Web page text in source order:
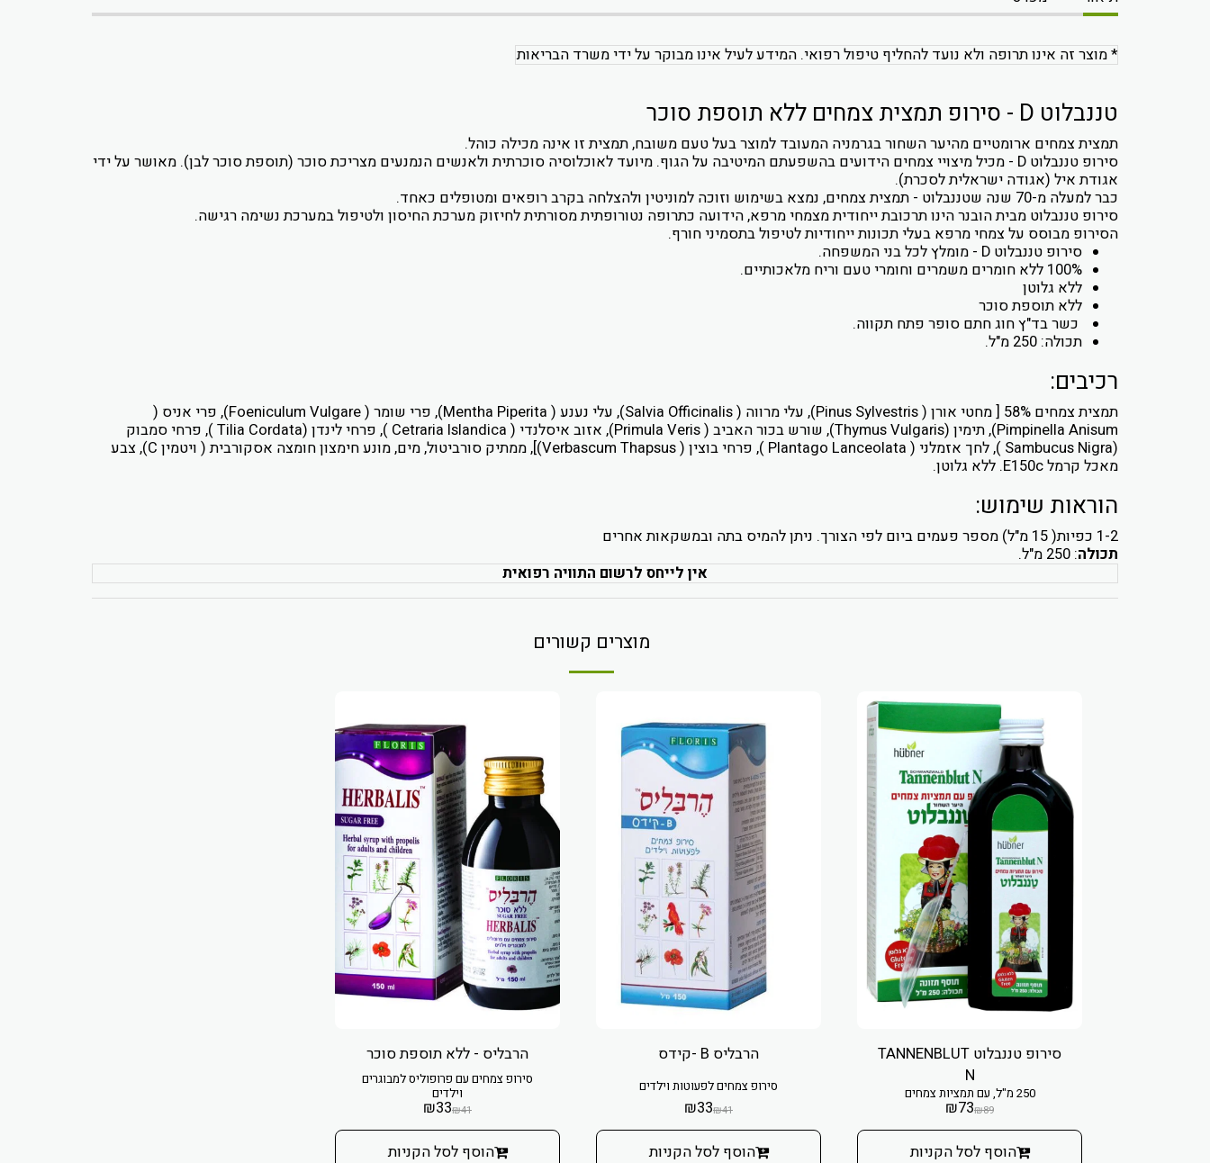
* מוצר זה אינו תרופה ולא נועד להחליף טיפול רפואי. המידע לעיל אינו מבוקר על ידי משרד הבריאות
טננבלוט D - סירופ תמצית צמחים ללא תוספת סוכר
תמצית צמחים ארומטיים מהיער השחור בגרמניה המעובד למוצר בעל טעם משובח, תמצית זו אינה מכילה כוהל.
סירופ טננבלוט D - מכיל מיצויי צמחים הידועים בהשפעתם המיטיבה על הגוף. מיועד לאוכלוסיה סוכרתית ולאנשים הנמנעים מצריכת סוכר (תוספת סוכר לבן). מאושר על ידי
אגודת איל (אגודה ישראלית לסכרת).
כבר למעלה מ-70 שנה שטננבלוט - תמצית צמחים, נמצא בשימוש וזוכה למוניטין ולהצלחה בקרב רופאים ומטופלים כאחד.
סירופ טננבלוט מבית הובנר הינו תרכובת ייחודית מצמחי מרפא, הידועה כתרופה נטורופתית מסורתית לחיזוק מערכת החיסון ולטיפול במערכת נשימה רגישה.
הסירופ מבוסס על צמחי מרפא בעלי תכונות ייחודיות לטיפול בתסמיני חורף.
סירופ טננבלוט D - מומלץ לכל בני המשפחה.
100% ללא חומרים משמרים וחומרי טעם וריח מלאכותיים.
ללא גלוטן
ללא תוספת סוכר
כשר בד"ץ חוג חתם סופר פתח תקווה.
תכולה: 250 מ"ל.
רכיבים:
תמצית צמחים 58% [ מחטי אורן ( Pinus Sylvestris), עלי מרווה ( Salvia Officinalis), עלי נענע ( Mentha Piperita), פרי שומר ( Foeniculum Vulgare), פרי אניס (
Pimpinella Anisum), תימין (Thymus Vulgaris), שורש בכור האביב ( Primula Veris), אזוב איסלנדי ( Cetraria Islandica ), פרחי לינדן (Tilia Cordata ), פרחי סמבוק
(Sambucus Nigra ), לחך אזמלני ( Plantago Lanceolata ), פרחי בוצין ( Verbascum Thapsus)], ממתיק סורביטול, מים, מונע חימצון חומצה אסקורבית ( ויטמין C), צבע
מאכל קרמל E150c. ללא גלוטן.
הוראות שימוש:
1-2 כפיות( 15 מ"ל) מספר פעמים ביום לפי הצורך. ניתן להמיס בתה ובמשקאות אחרים
תכולה: 250 מ"ל.
אין לייחס לרשום התוויה רפואית
מוצרים קשורים
סירופ טננבלוט TANNENBLUT
N
250 מ"ל, עם תמציות צמחים
₪89
₪73
הוסף לסל הקניות
הרבליס B -קידס
סירופ צמחים לפעוטות וילדים
₪41
₪33
הוסף לסל הקניות
הרבליס - ללא תוספת סוכר
סירופ צמחים עם פרופוליס למבוגרים
וילדים
₪41
₪33
הוסף לסל הקניות